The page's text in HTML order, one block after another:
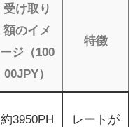
受け取り
額のイメ
ージ（100
00JPY）
特徴
約3950PH
レートが